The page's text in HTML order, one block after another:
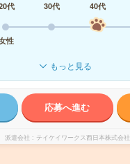
代
30代 40代
性
もっと見る
応募へ進む
派遣会社 テイケイワークス西日本株式会社